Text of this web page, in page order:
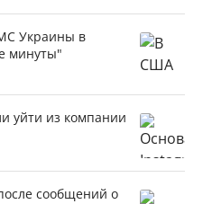
Украины в
минуты"
уйти из компании
сообщений о